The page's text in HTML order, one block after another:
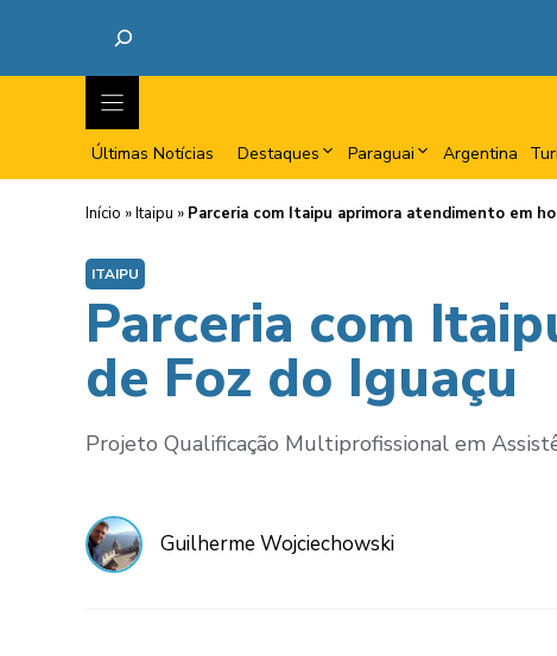
Últimas Notícias Destaques Paraguai Argentina
Início »Itaipu » Parceria com Itaipu aprimora atendimento em
ITAIPU
Parceria com
de Foz do Iguaçu
Projeto Qualificação Multiprofissional em
Guilherme Wojciechowski